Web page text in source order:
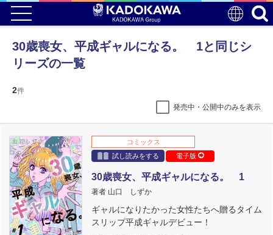
30歳喪女、平成ギャルになる。 1と同じシ
リーズの一覧
2件
発売中・公開中のみを表示
コミックス
試し読みをする
電子版
30歳喪女、平成ギャルになる。 1
著者 山口 しずか
ギャルになりたかった女性たちへ贈るタイム
スリップ平成ギャルデビュー！